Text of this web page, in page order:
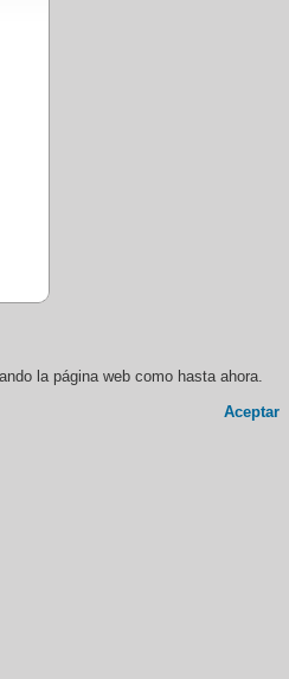
la página web como hasta ahora.
Aceptar